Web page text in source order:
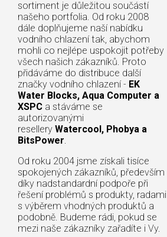
sortiment je důležitou součástí
našeho portfolia. Od roku 2008
dále doplňujeme naší nabídku
vodního chlazení tak, abychom
mohli co nejlépe uspokojit potřeby
všech našich zákazníků. Proto
přidáváme do distribuce další
značky vodního chlazení - EK
Water Blocks, Aqua Computer a
XSPC a stáváme se
autorizovanými
resellery Watercool, Phobya a
BitsPower.
Od roku 2004 jsme získali tisíce
spokojených zákazníků, především
díky nadstandardní podpoře při
řešení problémů s produkty, radami
s výběrem vhodných produktů a
podobně. Budeme rádi, pokud se
mezi naše zákazníky zařadíte i Vy.